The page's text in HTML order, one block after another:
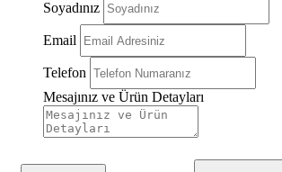
Soyadınız
Email
Telefon
Mesajınız ve Ürün Detayları